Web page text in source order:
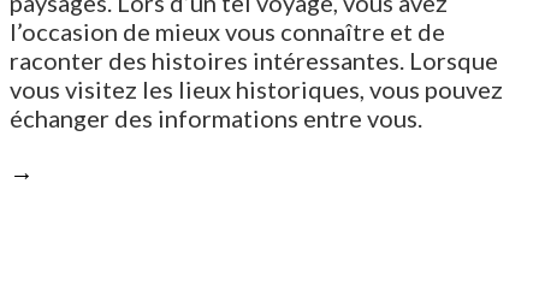
l’occasion de mieux vous connaître et de
raconter des histoires intéressantes. Lorsque
vous visitez les lieux historiques, vous pouvez
échanger des informations entre vous.
→